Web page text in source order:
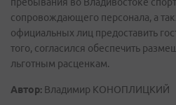
сопровождающего персонала, а
официальных лиц предоставить
того, согласился обеспечить
льготным расценкам.
Автор: Владимир КОНОПЛИЦКИЙ